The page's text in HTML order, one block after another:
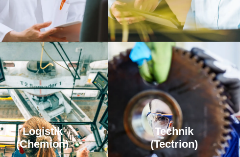
Logistik
(Chemion)
Technik
(Tectrion)